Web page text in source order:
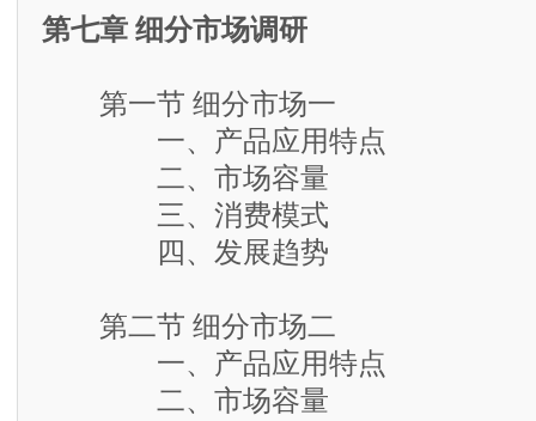
第七章 细分市场调研
第一节 细分市场一
一、产品应用特点
二、市场容量
三、消费模式
四、发展趋势
第二节 细分市场二
一、产品应用特点
二、市场容量